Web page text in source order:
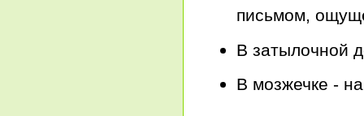
письмом,
В затылочной
В мозжечке -